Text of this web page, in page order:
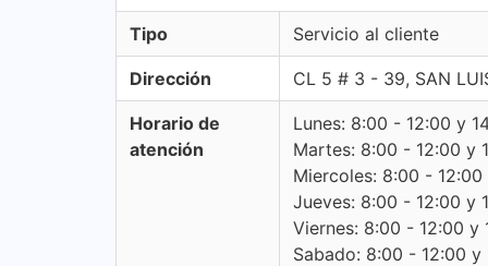
Tipo Servicio al cliente
Dirección CL 5 # 3 - 39, SAN
Horario de
atención
Lunes: 8:00 - 12:00 y
Martes: 8:00 - 12:00 y
Miercoles: 8:00 -
Jueves: 8:00 - 12:00 y
Viernes: 8:00 - 12:00 y
Sabado: 8:00 - 12:00 y